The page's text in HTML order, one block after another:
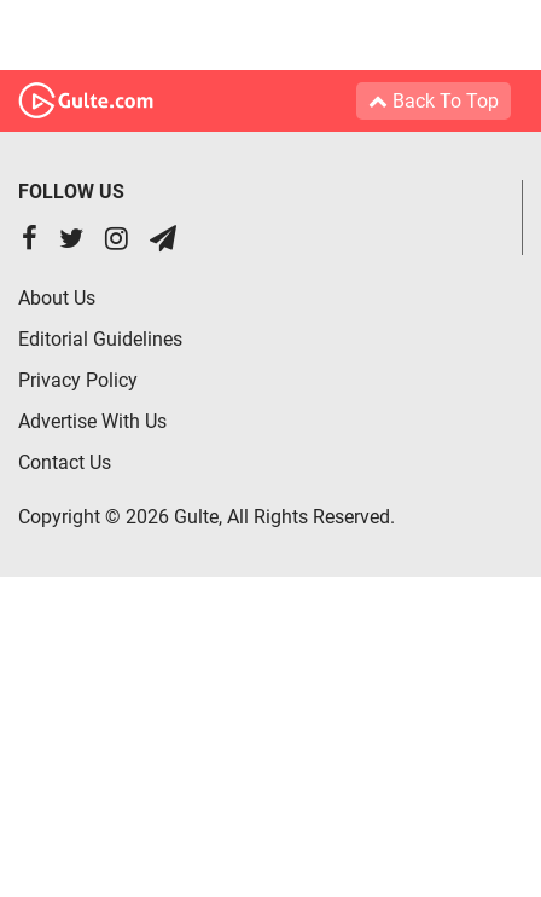
Back To Top
FOLLOW US
About Us
Editorial Guidelines
Privacy Policy
Advertise With Us
Contact Us
Copyright © 2026 Gulte, All Rights Reserved.